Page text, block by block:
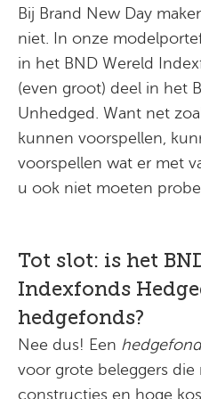
Bij Brand New Day
niet. In onze
in het BND Wereld
(even groot) deel in het
Unhedged. Want net
kunnen voorspellen,
voorspellen wat er met
u ook niet moeten
Tot slot: is het
Indexfonds
hedgefonds?
Nee dus! Een
voor grote beleggers die
constructies en hoge